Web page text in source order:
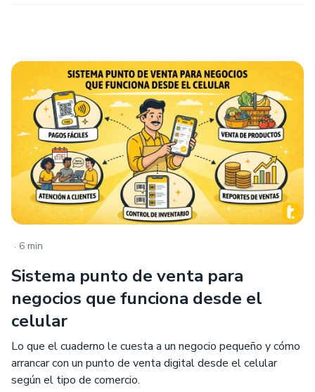
. 6 min
Sistema punto de venta para
negocios que funciona desde el
celular
Lo que el cuaderno le cuesta a un negocio pequeño y cómo
arrancar con un punto de venta digital desde el celular
según el tipo de comercio.